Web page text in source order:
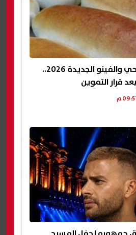
أسعار الخبز السياحي والفينو الجديدة 2026..
قرار التموين